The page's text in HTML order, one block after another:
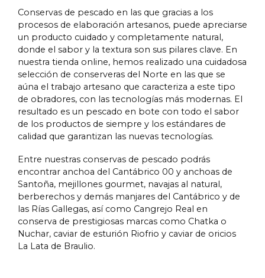
Conservas de pescado en las que gracias a los
procesos de elaboración artesanos, puede apreciarse
un producto cuidado y completamente natural,
donde el sabor y la textura son sus pilares clave. En
nuestra tienda online, hemos realizado una cuidadosa
selección de conserveras del Norte en las que se
aúna el trabajo artesano que caracteriza a este tipo
de obradores, con las tecnologías más modernas. El
resultado es un pescado en bote con todo el sabor
de los productos de siempre y los estándares de
calidad que garantizan las nuevas tecnologías.
Entre nuestras conservas de pescado podrás
encontrar anchoa del Cantábrico 00 y anchoas de
Santoña, mejillones gourmet, navajas al natural,
berberechos y demás manjares del Cantábrico y de
las Rías Gallegas, así como Cangrejo Real en
conserva de prestigiosas marcas como Chatka o
Nuchar, caviar de esturión Riofrio y caviar de oricios
La Lata de Braulio.